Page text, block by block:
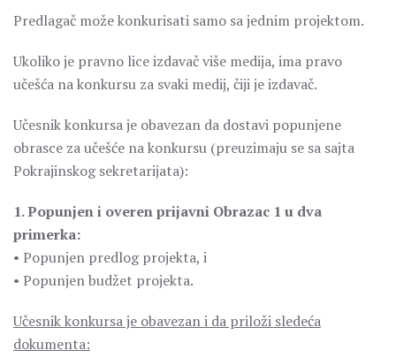
Predlagač može konkurisati samo sa jednim projektom.
Ukoliko je pravno lice izdavač više medija, ima pravo
učešća na konkursu za svaki medij, čiji je izdavač.
Učesnik konkursa je obavezan da dostavi popunjene
obrasce za učešće na konkursu (preuzimaju se sa sajta
Pokrajinskog sekretarijata):
1. Popunjen i overen prijavni Obrazac 1 u dva
primerka:
• Popunjen predlog projekta, i
• Popunjen budžet projekta.
Učesnik konkursa je obavezan i da priloži sledeća
dokumenta: